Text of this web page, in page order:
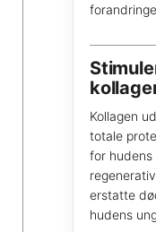
Kollagen
totale
for
erstatte
hudens